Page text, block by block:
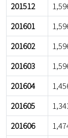
201512
201601
201602
201603
201604
201605
201606